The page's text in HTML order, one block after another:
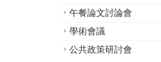
午餐論文討論會
學術會議
公共政策研討會